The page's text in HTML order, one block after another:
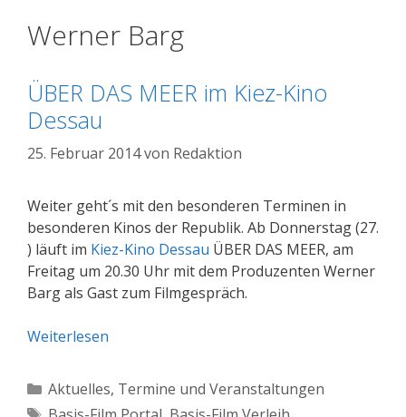
Werner Barg
ÜBER DAS MEER im Kiez-Kino
Dessau
25. Februar 2014von Redaktion
Weiter geht´s mit den besonderen Terminen in
besonderen Kinos der Republik. Ab Donnerstag (27.
) läuft im Kiez-Kino Dessau ÜBER DAS MEER, am
Freitag um 20.30 Uhr mit dem Produzenten Werner
Barg als Gast zum Filmgespräch.
Weiterlesen
Kategorien
Aktuelles, Termine und Veranstaltungen
Schlagwörter